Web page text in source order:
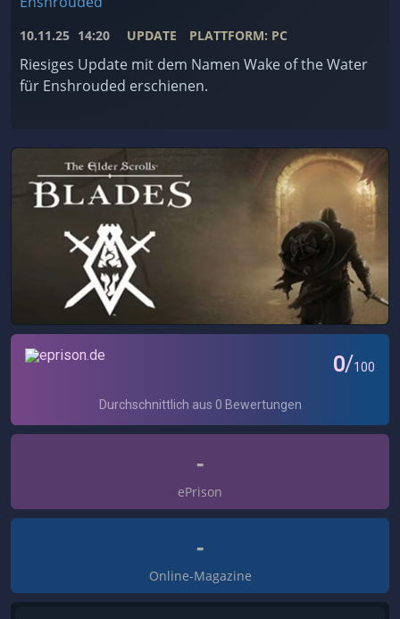
10.11.25 14:20 UPDATE PLATTFORM: PC
Riesiges Update mit dem Namen Wake of the Water
für Enshrouded erschienen.
-
ePrison
-
Online-Magazine